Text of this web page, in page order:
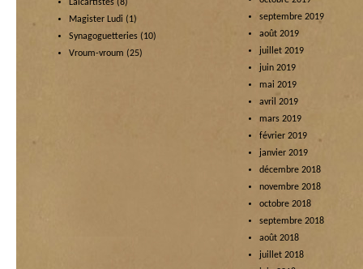
Laïcartistes (8)
Magister Ludi (1)
Synagoguetteries (10)
Vroum-vroum (25)
septembre 2019
août 2019
juillet 2019
juin 2019
mai 2019
avril 2019
mars 2019
février 2019
janvier 2019
décembre 2018
novembre 2018
octobre 2018
septembre 2018
août 2018
juillet 2018